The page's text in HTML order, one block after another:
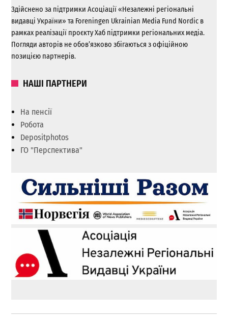
Здійснено за підтримки Асоціації «Незалежні регіональні
видавці України» та Foreningen Ukrainian Media Fund Nordic в
рамках реалізації проєкту Хаб підтримки регіональних медіа.
Погляди авторів не обов’язково збігаються з офіційною
позицією партнерів.
НАШІ ПАРТНЕРИ
На пенсії
Робота
Depositphotos
ГО "Перспектива"